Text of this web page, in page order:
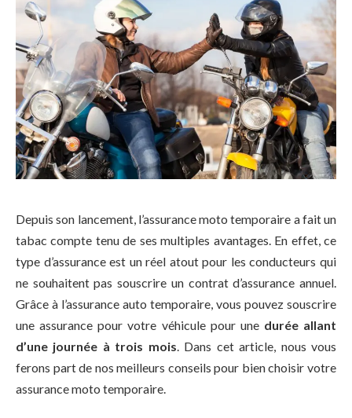
Depuis son lancement, l’assurance moto temporaire a fait un
tabac compte tenu de ses multiples avantages. En effet, ce
type d’assurance est un réel atout pour les conducteurs qui
ne souhaitent pas souscrire un contrat d’assurance annuel.
Grâce à l’assurance auto temporaire, vous pouvez souscrire
une assurance pour votre véhicule pour une durée allant
d’une journée à trois mois. Dans cet article, nous vous
ferons part de nos meilleurs conseils pour bien choisir votre
assurance moto temporaire.